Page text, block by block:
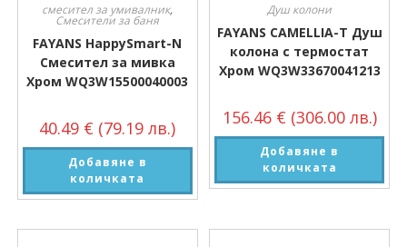
смесител за умивалник,
Смесители за баня
FAYANS HappySmart-N
Смесител за мивка
Хром WQ3W15500040003
40.49 € (79.19 лв.)
Добавяне в
количката
Душ колони
FAYANS CAMELLIA-T Душ
колона с термостат
Хром WQ3W33670041213
156.46 € (306.00 лв.)
Добавяне в
количката